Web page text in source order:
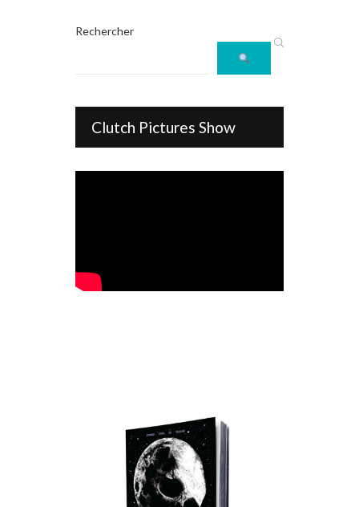
Rechercher
Clutch Pictures Show